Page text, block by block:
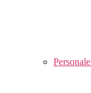
Personale